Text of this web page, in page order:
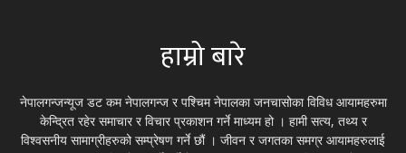
हाम्रो बारे
नेपालगन्जन्यूज डट कम नेपालगन्ज र पश्चिम नेपालका जनचासोका विविध आयामहरुमा
केन्द्रित रहेर समाचार र विचार प्रकाशन गर्ने माध्यम हो । हामी सत्य, तथ्य र
विश्वसनीय सामाग्रीहरुको सम्प्रेषण गर्ने छौं । जीवन र जगतका समग्र आयामहरुलाई